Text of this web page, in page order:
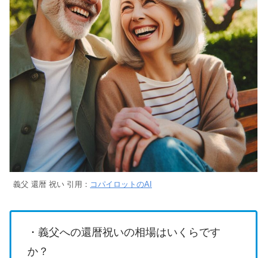
義父 還暦 祝い 引用： コパイロットのAI
・義父への還暦祝いの相場はいくらです
か？